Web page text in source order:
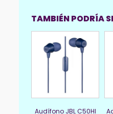
TAMBIÉN PODRÍA
Audífono JBL C50HI